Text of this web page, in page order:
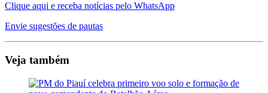
Clique aqui e receba notícias pelo WhatsApp
Envie sugestões de pautas
Veja também